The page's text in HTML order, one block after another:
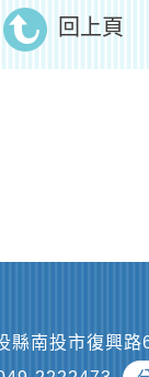
回上頁
縣南投市復興路